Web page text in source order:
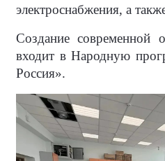
электроснабжения, а
Создание современной
входит в Народную
Россия».